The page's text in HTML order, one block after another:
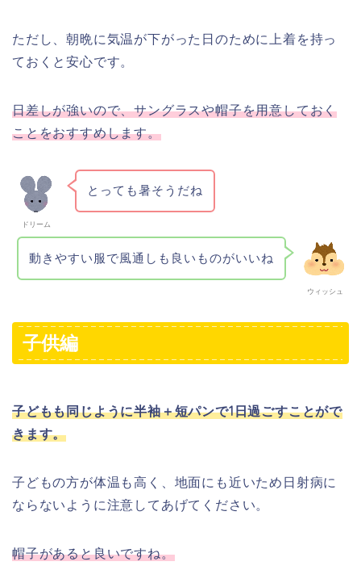
ただし、朝晩に気温が下がった日のために上着を持っ
ておくと安心です。
日差しが強いので、サングラスや帽子を用意しておく
ことをおすすめします。
ドリーム
とっても暑そうだね
ウィッシュ
動きやすい服で風通しも良いものがいいね
子供編
子どもも同じように半袖＋短パンで1日過ごすことがで
きます。
子どもの方が体温も高く、地面にも近いため日射病に
ならないように注意してあげてください。
帽子があると良いですね。